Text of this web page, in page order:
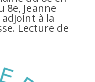
8e, Jeanne
à la
Lecture de